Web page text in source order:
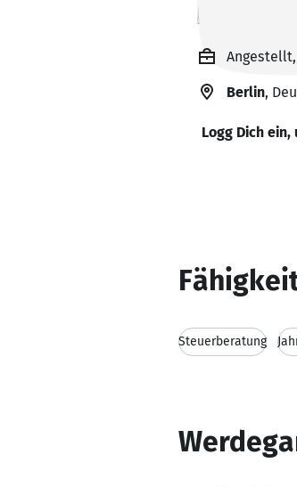
Klaus
Berlin,
Logg Dich
Steuerberatung